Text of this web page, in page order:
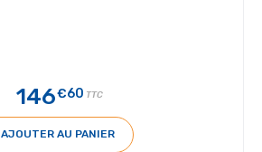
146€60 TTC
AJOUTER AU PANIER